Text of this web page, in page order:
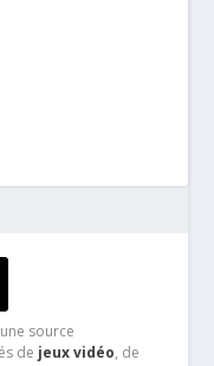
source
de jeux vidéo, de